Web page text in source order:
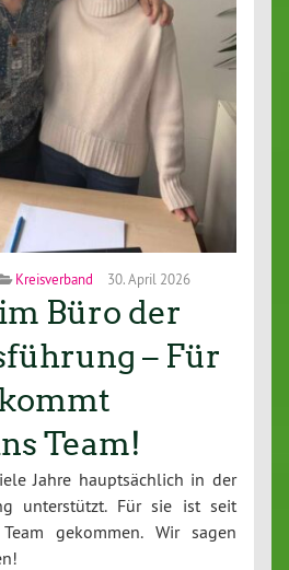
Kreisverband 30. April 2026
Büro der
– Für
Team!
Jahre haupt­säch­lich in der
un­ter­stützt. Für sie ist seit
gekommen. Wir sagen